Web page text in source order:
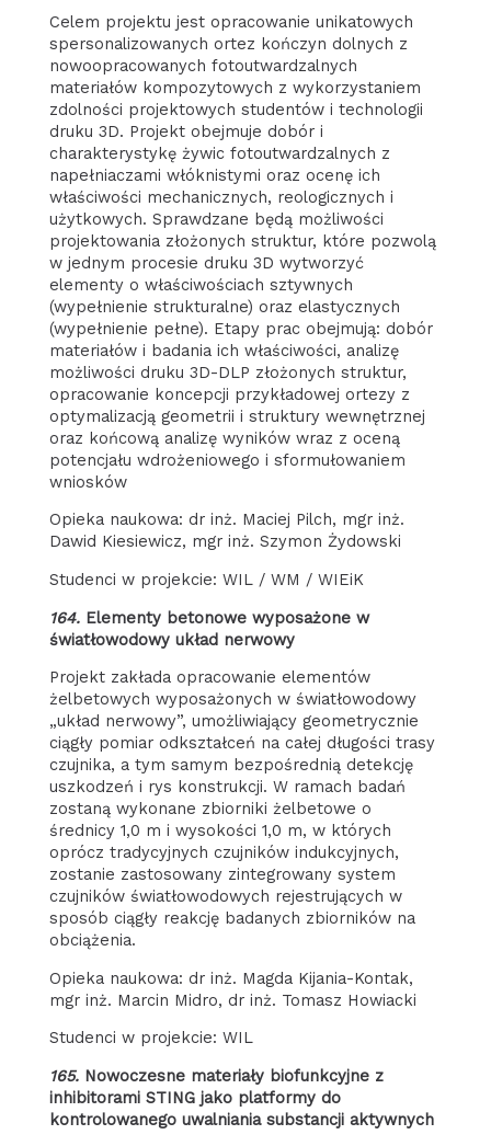
Celem projektu jest opracowanie unikatowych
spersonalizowanych ortez kończyn dolnych z
nowoopracowanych fotoutwardzalnych
materiałów kompozytowych z wykorzystaniem
zdolności projektowych studentów i technologii
druku 3D. Projekt obejmuje dobór i
charakterystykę żywic fotoutwardzalnych z
napełniaczami włóknistymi oraz ocenę ich
właściwości mechanicznych, reologicznych i
użytkowych. Sprawdzane będą możliwości
projektowania złożonych struktur, które pozwolą
w jednym procesie druku 3D wytworzyć
elementy o właściwościach sztywnych
(wypełnienie strukturalne) oraz elastycznych
(wypełnienie pełne). Etapy prac obejmują: dobór
materiałów i badania ich właściwości, analizę
możliwości druku 3D-DLP złożonych struktur,
opracowanie koncepcji przykładowej ortezy z
optymalizacją geometrii i struktury wewnętrznej
oraz końcową analizę wyników wraz z oceną
potencjału wdrożeniowego i sformułowaniem
wniosków
Opieka naukowa: dr inż. Maciej Pilch, mgr inż.
Dawid Kiesiewicz, mgr inż. Szymon Żydowski
Studenci w projekcie: WIL / WM / WIEiK
164. Elementy betonowe wyposażone w
światłowodowy układ nerwowy
Projekt zakłada opracowanie elementów
żelbetowych wyposażonych w światłowodowy
„układ nerwowy”, umożliwiający geometrycznie
ciągły pomiar odkształceń na całej długości trasy
czujnika, a tym samym bezpośrednią detekcję
uszkodzeń i rys konstrukcji. W ramach badań
zostaną wykonane zbiorniki żelbetowe o
średnicy 1,0 m i wysokości 1,0 m, w których
oprócz tradycyjnych czujników indukcyjnych,
zostanie zastosowany zintegrowany system
czujników światłowodowych rejestrujących w
sposób ciągły reakcję badanych zbiorników na
obciążenia.
Opieka naukowa: dr inż. Magda Kijania-Kontak,
mgr inż. Marcin Midro, dr inż. Tomasz Howiacki
Studenci w projekcie: WIL
165. Nowoczesne materiały biofunkcyjne z
inhibitorami STING jako platformy do
kontrolowanego uwalniania substancji aktywnych